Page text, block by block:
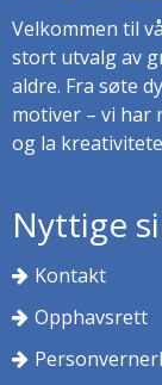
Velkommen til
stort utvalg av
aldre. Fra søte
motiver – vi har
og la
Nyttige
Kontakt
Opphavsrett